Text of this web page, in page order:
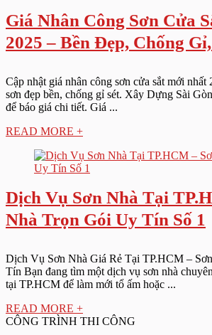
Giá Nhân Công Sơn Cửa
2025 – Bền Đẹp, Chống
Cập nhật giá nhân công sơn cửa sắt mới
sơn đẹp bền, chống gỉ sét. Xây Dựng Sài
để báo giá chi tiết. Giá ...
READ MORE +
Dịch Vụ Sơn Nhà Tại
Nhà Trọn Gói Uy Tín Số 1
Dịch Vụ Sơn Nhà Giá Rẻ Tại TP.HCM –
Tín Bạn đang tìm một dịch vụ sơn nhà
tại TP.HCM để làm mới tổ ấm hoặc ...
READ MORE +
CÔNG TRÌNH THI CÔNG